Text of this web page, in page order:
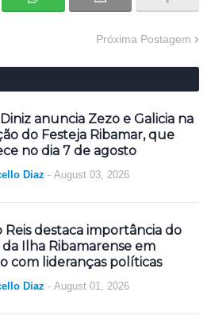
Próxima Postagem
anuncia Zezo e Galicia na
do Festeja Ribamar, que
no dia 7 de agosto
Diaz - August 03, 2026
Reis destaca importância do
da Ilha Ribamarense em
com lideranças políticas
Diaz - August 01, 2026